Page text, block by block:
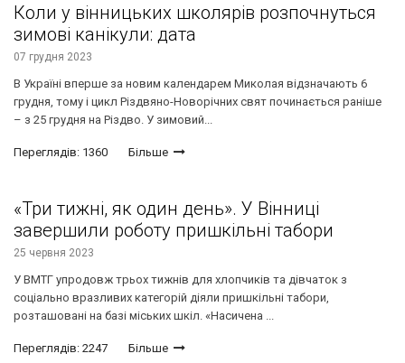
Коли у вінницьких школярів розпочнуться
зимові канікули: дата
07 грудня 2023
В Україні вперше за новим календарем Миколая відзначають 6
грудня, тому і цикл Різдвяно-Новорічних свят починається раніше
– з 25 грудня на Різдво. У зимовий...
Переглядів: 1360 Більше
«Три тижні, як один день». У Вінниці
завершили роботу пришкільні табори
25 червня 2023
У ВМТГ упродовж трьох тижнів для хлопчиків та дівчаток з
соціально вразливих категорій діяли пришкільні табори,
розташовані на базі міських шкіл. «Насичена ...
Переглядів: 2247 Більше